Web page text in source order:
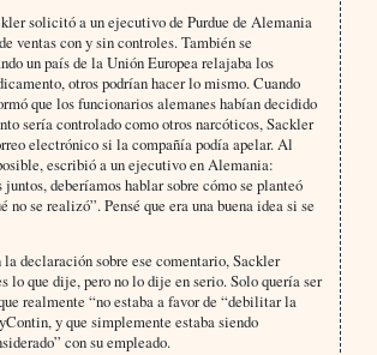
solicitó a un ejecutivo de Purdue de Alemania
ventas con y sin controles. También se
un país de la Unión Europea relajaba los
otros podrían hacer lo mismo. Cuando
que los funcionarios alemanes habían decidido
sería controlado como otros narcóticos, Sackler
electrónico si la compañía podía apelar. Al
escribió a un ejecutivo en Alemania:
juntos, deberíamos hablar sobre cómo se planteó
no se realizó”. Pensé que era una buena idea si se
declaración sobre ese comentario, Sackler
lo que dije, pero no lo dije en serio. Solo quería ser
realmente “no estaba a favor de “debilitar la
y que simplemente estaba siendo
con su empleado.